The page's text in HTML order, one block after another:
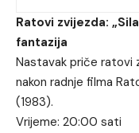
Ratovi zvijezda:
fantazija
Nastavak priče ratovi
nakon radnje filma
(1983).
Vrijeme: 20:00 sati